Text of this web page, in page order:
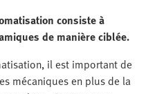
consiste à
de manière ciblée.
il est important de
mécaniques en plus de la